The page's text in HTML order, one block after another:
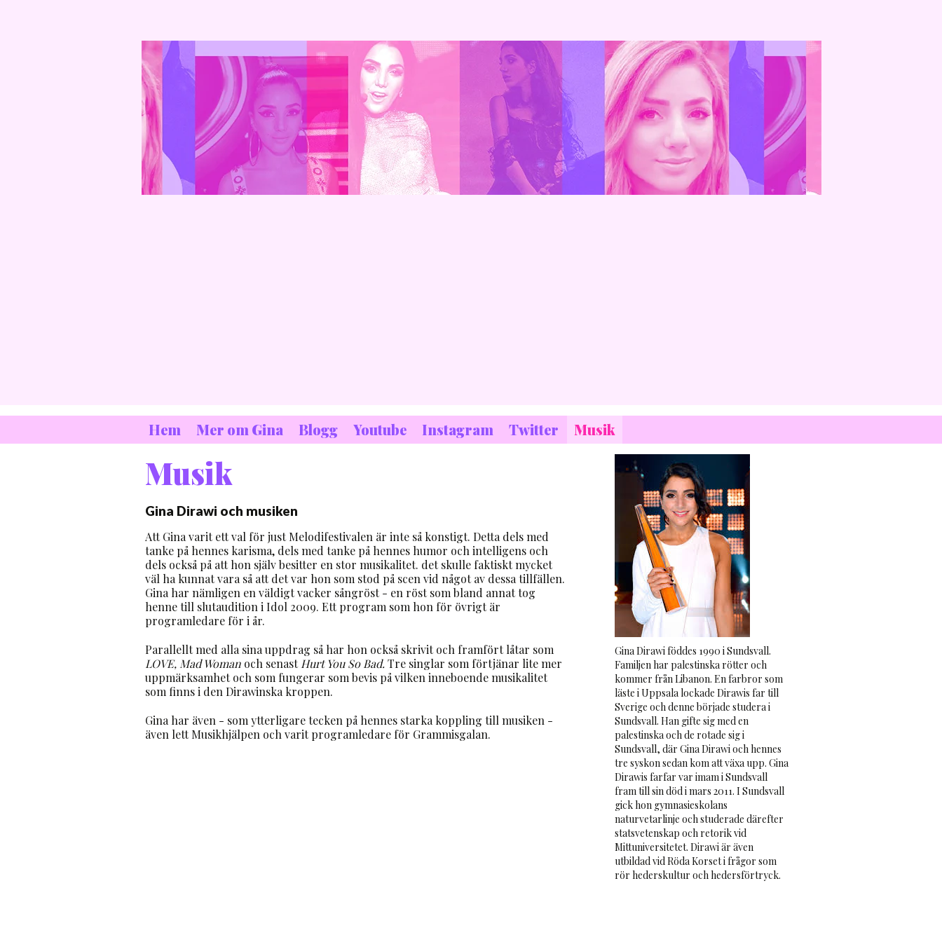
Hem Mer om Gina Blogg Youtube Instagram Twitter Musik
Musik
Gina Dirawi och musiken
Att Gina varit ett val för just Melodifestivalen är inte så konstigt. Detta dels med
tanke på hennes karisma, dels med tanke på hennes humor och intelligens och
dels också på att hon själv besitter en stor musikalitet. det skulle faktiskt mycket
väl ha kunnat vara så att det var hon som stod på scen vid något av dessa tillfällen.
Gina har nämligen en väldigt vacker sångröst - en röst som bland annat tog
henne till slutaudition i Idol 2009. Ett program som hon för övrigt är
programledare för i år.
Parallellt med alla sina uppdrag så har hon också skrivit och framfört låtar som
LOVE, Mad Woman och senast Hurt You So Bad.Tre singlar som förtjänar lite mer
uppmärksamhet och som fungerar som bevis på vilken inneboende musikalitet
som finns i den Dirawinska kroppen.
Gina har även - som ytterligare tecken på hennes starka koppling till musiken -
även lett Musikhjälpen och varit programledare för Grammisgalan.
Gina Dirawi föddes 1990 i Sundsvall.
Familjen har palestinska rötter och
kommer från Libanon. En farbror som
läste i Uppsala lockade Dirawis far till
Sverige och denne började studera i
Sundsvall. Han gifte sig med en
palestinska och de rotade sig i
Sundsvall, där Gina Dirawi och hennes
tre syskon sedan kom att växa upp. Gina
Dirawis farfar var imam i Sundsvall
fram till sin död i mars 2011. I Sundsvall
gick hon gymnasieskolans
naturvetarlinje och studerade därefter
statsvetenskap och retorik vid
Mittuniversitetet. Dirawi är även
utbildad vid Röda Korset i frågor som
rör hederskultur och hedersförtryck.